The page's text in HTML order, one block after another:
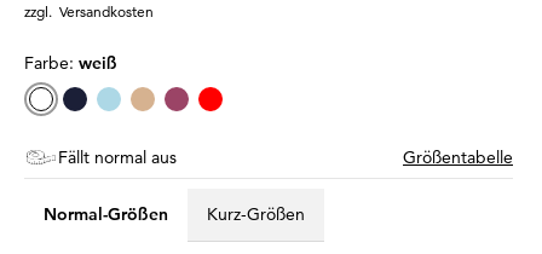
zzgl. Versandkosten
Farbe: weiß
Fällt normal aus Größentabelle
Normal-Größen Kurz-Größen